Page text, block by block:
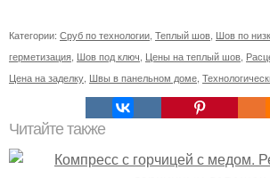
Категории: Сруб по технологии Теплый шов Шов по
герметизация Шов под ключ Цены на теплый шов
Цена на заделку Швы в панельном доме
Читайте также